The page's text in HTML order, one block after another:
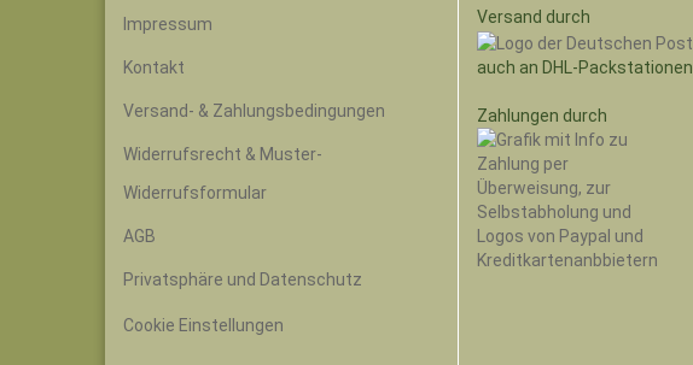
Impressum
Kontakt
Versand- & Zahlungsbedingungen
Widerrufsrecht & Muster-
Widerrufsformular
AGB
Privatsphäre und Datenschutz
Cookie Einstellungen
Versand durch
auch an DHL-Packstationen
Zahlungen durch